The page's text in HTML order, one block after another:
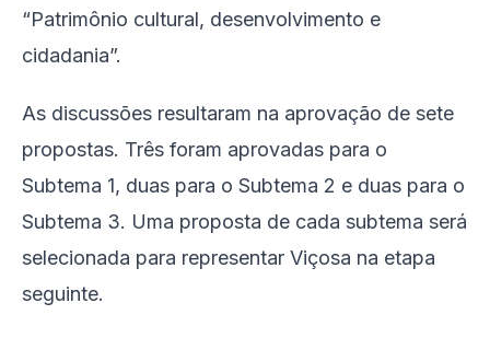
“Patrimônio cultural, desenvolvimento e
cidadania”.
As discussões resultaram na aprovação de sete
propostas. Três foram aprovadas para o
Subtema 1, duas para o Subtema 2 e duas para o
Subtema 3. Uma proposta de cada subtema será
selecionada para representar Viçosa na etapa
seguinte.